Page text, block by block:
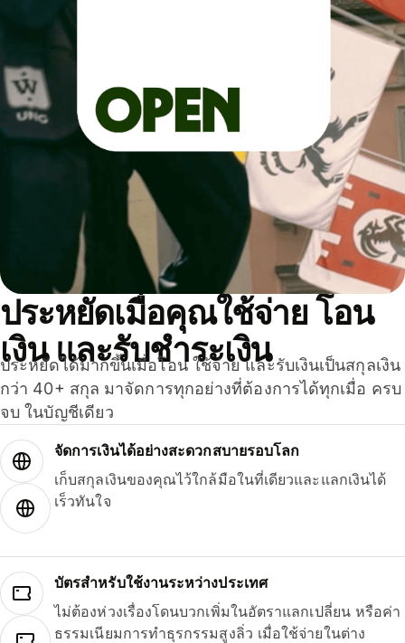
ประหยัดเมื่อคุณใช้จ่าย โอน
เงิน และรับชำระเงิน
ประหยัดได้มากขึ้นเมื่อโอน ใช้จ่าย และรับเงินเป็นสกุลเงิน
กว่า 40+ สกุล มาจัดการทุกอย่างที่ต้องการได้ทุกเมื่อ ครบ
จบ ในบัญชีเดียว
จัดการเงินได้อย่างสะดวกสบายรอบโลก
เก็บสกุลเงินของคุณไว้ใกล้มือในที่เดียวและแลกเงินได้
เร็วทันใจ
บัตรสำหรับใช้งานระหว่างประเทศ
ไม่ต้องห่วงเรื่องโดนบวกเพิ่มในอัตราแลกเปลี่ยน หรือค่า
ธรรมเนียมการทำธุรกรรมสูงลิ่ว เมื่อใช้จ่ายในต่าง